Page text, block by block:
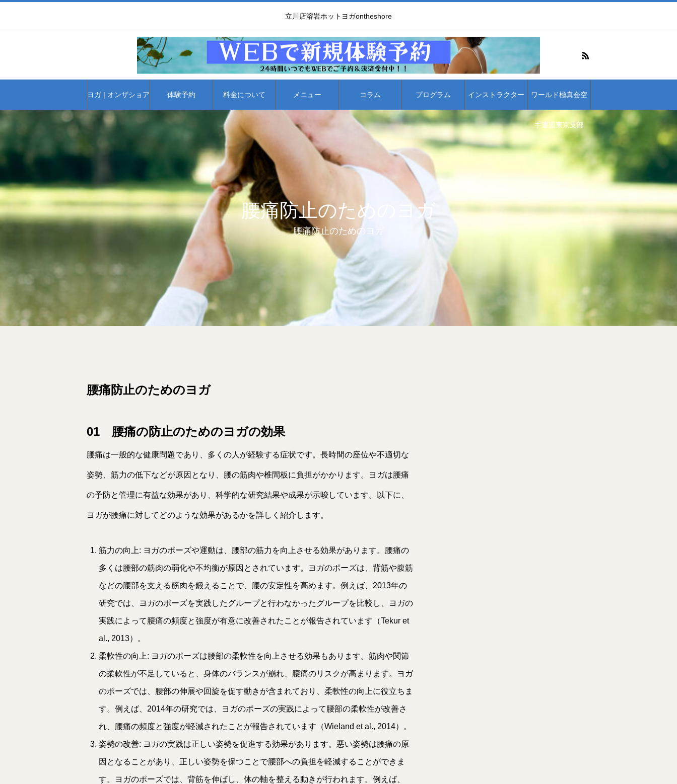
立川店溶岩ホットヨガontheshore
ヨガ | オンザショア 体験予約 料金について メニュー コラム プログラム インストラクター ワールド極真会空
手連盟東京支部
腰痛防止のためのヨガ
腰痛防止のためのヨガ
腰痛防止のためのヨガ
01 腰痛の防止のためのヨガの効果
腰痛は一般的な健康問題であり、多くの人が経験する症状です。長時間の座位や不適切な
姿勢、筋力の低下などが原因となり、腰の筋肉や椎間板に負担がかかります。ヨガは腰痛
の予防と管理に有益な効果があり、科学的な研究結果や成果が示唆しています。以下に、
ヨガが腰痛に対してどのような効果があるかを詳しく紹介します。
筋力の向上: ヨガのポーズや運動は、腰部の筋力を向上させる効果があります。腰痛の
多くは腰部の筋肉の弱化や不均衡が原因とされています。ヨガのポーズは、背筋や腹筋
などの腰部を支える筋肉を鍛えることで、腰の安定性を高めます。例えば、2013年の
研究では、ヨガのポーズを実践したグループと行わなかったグループを比較し、ヨガの
実践によって腰痛の頻度と強度が有意に改善されたことが報告されています（Tekur et
al., 2013）。
柔軟性の向上: ヨガのポーズは腰部の柔軟性を向上させる効果もあります。筋肉や関節
の柔軟性が不足していると、身体のバランスが崩れ、腰痛のリスクが高まります。ヨガ
のポーズでは、腰部の伸展や回旋を促す動きが含まれており、柔軟性の向上に役立ちま
す。例えば、2014年の研究では、ヨガのポーズの実践によって腰部の柔軟性が改善さ
れ、腰痛の頻度と強度が軽減されたことが報告されています（Wieland et al., 2014）。
姿勢の改善: ヨガの実践は正しい姿勢を促進する効果があります。悪い姿勢は腰痛の原
因となることがあり、正しい姿勢を保つことで腰部への負担を軽減することができま
す。ヨガのポーズでは、背筋を伸ばし、体の軸を整える動きが行われます。例えば、